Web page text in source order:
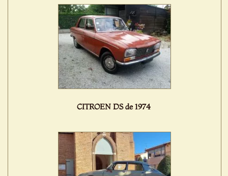
CITROEN DS de 1974